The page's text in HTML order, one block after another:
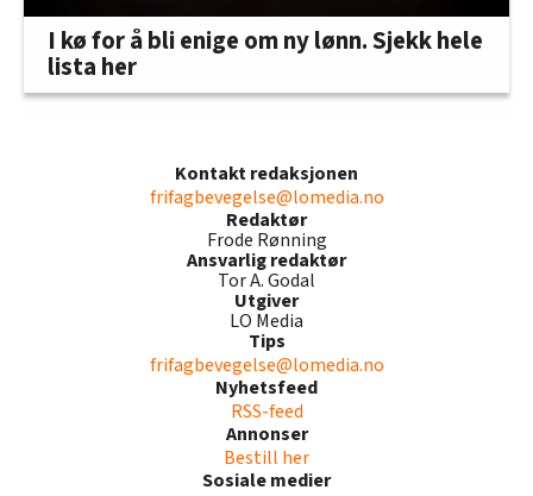
I kø for å bli enige om ny lønn. Sjekk hele
lista her
Kontakt redaksjonen
frifagbevegelse@lomedia.no
Redaktør
Frode Rønning
Ansvarlig redaktør
Tor A. Godal
Utgiver
LO Media
Tips
frifagbevegelse@lomedia.no
Nyhetsfeed
RSS-feed
Annonser
Bestill her
Sosiale medier